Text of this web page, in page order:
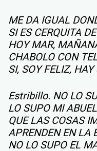
ME DA IGUAL
SI ES CERQUITA
HOY MAR,
CHABOLO CON
SI, SOY FELIZ,
Estribillo. NO LO
LO SUPO MI
QUE LAS COSAS
APRENDEN EN LA
NO LO SUPO EL